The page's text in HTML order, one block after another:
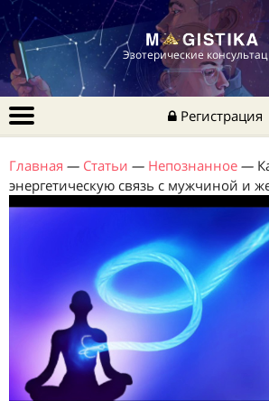
Эзотерические
Регистрация
Главная — Статьи — Непознанное —
энергетическую связь с мужчиной и